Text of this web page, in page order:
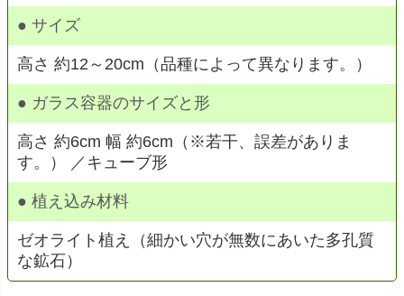
● サイズ
高さ 約12～20cm（品種によって異なります。）
● ガラス容器のサイズと形
高さ 約6cm 幅 約6cm（※若干、誤差がありま
す。） ／キューブ形
● 植え込み材料
ゼオライト植え（細かい穴が無数にあいた多孔質
な鉱石）